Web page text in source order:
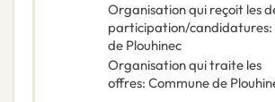
Organisation qui reçoit les
participation/candidatures:
de Plouhinec
Organisation qui traite les
offres: Commune de